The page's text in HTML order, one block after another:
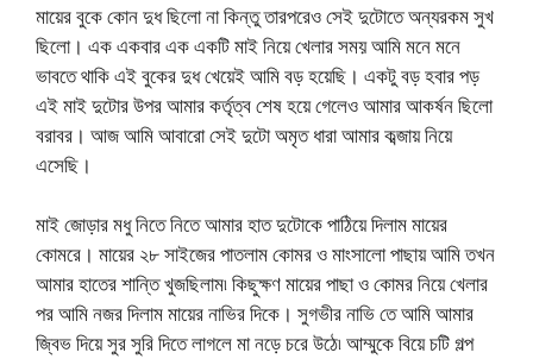
মায়ের বুকে কোন দুধ ছিলো না কিন্তু তারপরেও সেই দুটোতে অন্যরকম সুখ
ছিলো। এক একবার এক একটি মাই নিয়ে খেলার সময় আমি মনে মনে
ভাবতে থাকি এই বুকের দুধ খেয়েই আমি বড় হয়েছি। একটু বড় হবার পড়
এই মাই দুটোর উপর আমার কর্তৃত্ব শেষ হয়ে গেলেও আমার আকর্ষন ছিলো
বরাবর। আজ আমি আবারো সেই দুটো অমৃত ধারা আমার কব্জায় নিয়ে
এসেছি।
মাই জোড়ার মধু নিতে নিতে আমার হাত দুটোকে পাঠিয়ে দিলাম মায়ের
কোমরে। মায়ের ২৮ সাইজের পাতলাম কোমর ও মাংসালো পাছায় আমি তখন
আমার হাতের শান্তি খুজছিলাম৷ কিছুক্ষণ মায়ের পাছা ও কোমর নিয়ে খেলার
পর আমি নজর দিলাম মায়ের নাভির দিকে। সুগভীর নাভি তে আমি আমার
জ্বিভ দিয়ে সুর সুরি দিতে লাগলে মা নড়ে চরে উঠে৷ আম্মুকে বিয়ে চটি গল্প